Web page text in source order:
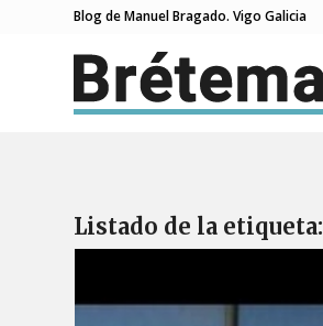
Blog de Manuel Bragado. Vigo Galicia
Listado de la etiqueta: